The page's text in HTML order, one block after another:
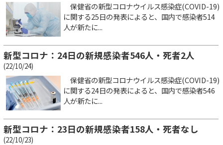
保健省の新型コロナウイルス感染症(COVID-19)
に関する25日の発表によると、国内で感染者514
人が新たに...
新型コロナ：24日の新規感染者546人・死者2人
(22/10/24)
保健省の新型コロナウイルス感染症(COVID-19)
に関する24日の発表によると、国内で感染者546
人が新たに...
新型コロナ：23日の新規感染者158人・死者なし
(22/10/23)